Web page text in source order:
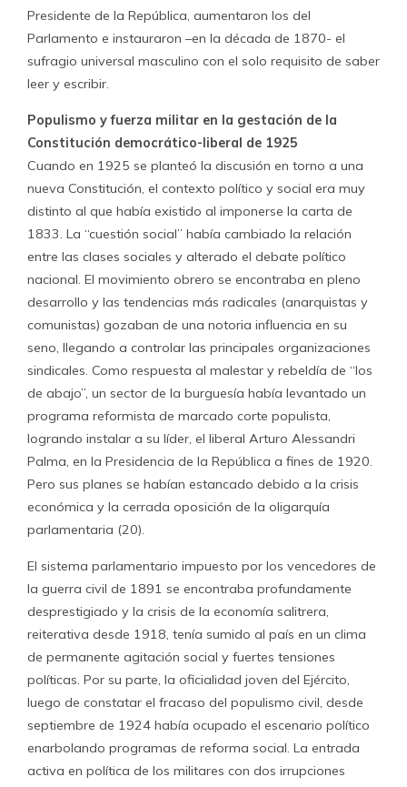
Presidente de la República, aumentaron los del
Parlamento e instauraron –en la década de 1870- el
sufragio universal masculino con el solo requisito de saber
leer y escribir.
Populismo y fuerza militar en la gestación de la
Constitución democrático-liberal de 1925
Cuando en 1925 se planteó la discusión en torno a una
nueva Constitución, el contexto político y social era muy
distinto al que había existido al imponerse la carta de
1833. La “cuestión social” había cambiado la relación
entre las clases sociales y alterado el debate político
nacional. El movimiento obrero se encontraba en pleno
desarrollo y las tendencias más radicales (anarquistas y
comunistas) gozaban de una notoria influencia en su
seno, llegando a controlar las principales organizaciones
sindicales. Como respuesta al malestar y rebeldía de “los
de abajo”, un sector de la burguesía había levantado un
programa reformista de marcado corte populista,
logrando instalar a su líder, el liberal Arturo Alessandri
Palma, en la Presidencia de la República a fines de 1920.
Pero sus planes se habían estancado debido a la crisis
económica y la cerrada oposición de la oligarquía
parlamentaria (20).
El sistema parlamentario impuesto por los vencedores de
la guerra civil de 1891 se encontraba profundamente
desprestigiado y la crisis de la economía salitrera,
reiterativa desde 1918, tenía sumido al país en un clima
de permanente agitación social y fuertes tensiones
políticas. Por su parte, la oficialidad joven del Ejército,
luego de constatar el fracaso del populismo civil, desde
septiembre de 1924 había ocupado el escenario político
enarbolando programas de reforma social. La entrada
activa en política de los militares con dos irrupciones